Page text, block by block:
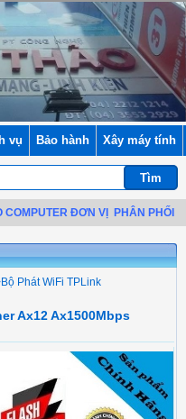
vụ Bảo hành Xây máy tính
ĐƠN VỊ PHÂN PHỐI LINH
Bộ Phát WiFi TPLink
Ax12 Ax1500Mbps